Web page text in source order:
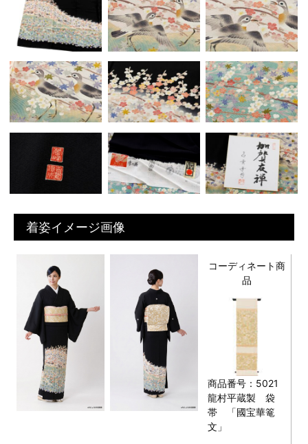
着姿イメージ画像
コーディネート商
品
商品番号：5021
龍村平蔵製 袋
帯 「國宝華篭
文」